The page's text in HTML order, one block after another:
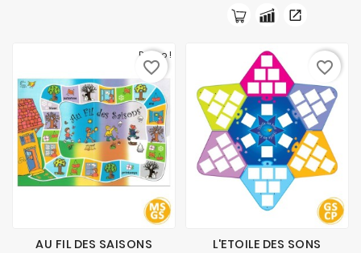
Promo !
AU FIL DES SAISONS
favorite_border
L'ETOILE DES SONS
favorite_border